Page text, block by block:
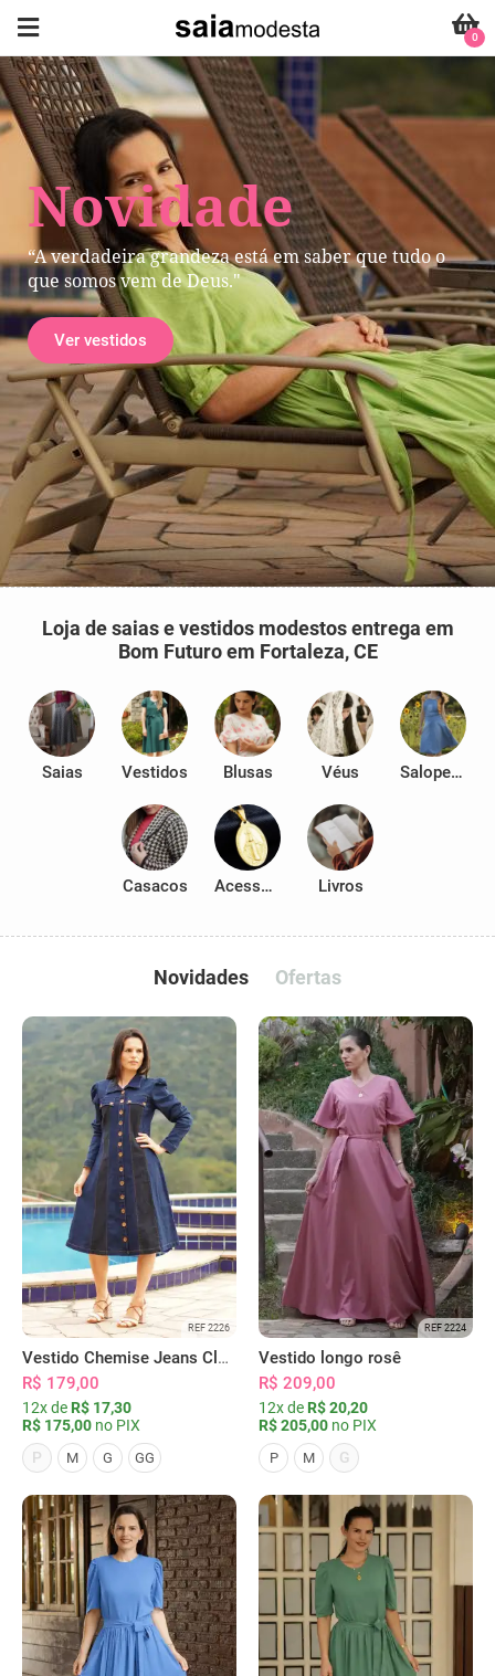
Novidade
“A verdadeira grandeza está em saber que tudo o
que somos vem de Deus."
Ver vestidos
0
Loja de saias e vestidos modestos entrega em
Bom Futuro em Fortaleza, CE
Saias Vestidos Blusas Véus Salopetes
Casacos Acessórios Livros
Novidades Ofertas
REF 2226
Vestido Chemise Jeans Clássica Serena
R$ 179,00
12x de R$ 17,30
R$ 175,00 no PIX
P
M G GG
REF 2224
Vestido longo rosê
R$ 209,00
12x de R$ 20,20
R$ 205,00 no PIX
P M G